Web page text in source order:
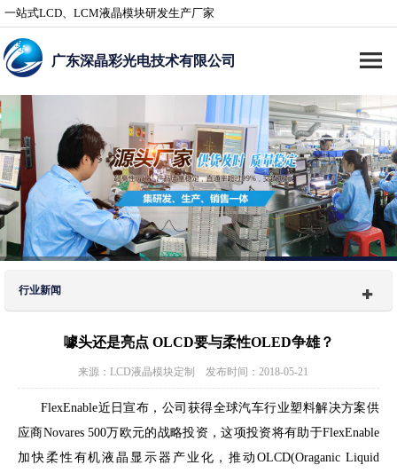
一站式LCD、LCM液晶模块研发生产厂家
广东深晶彩光电技术有限公司
行业新闻
噱头还是亮点 OLCD要与柔性OLED争雄？
来源：LCD液晶模块定制 发布时间：2018-05-21
FlexEnable近日宣布，公司获得全球汽车行业塑料解决方案供
应商Novares 500万欧元的战略投资，这项投资将有助于FlexEnable
加快柔性有机液晶显示器产业化，推动OLCD(Oraganic Liquid